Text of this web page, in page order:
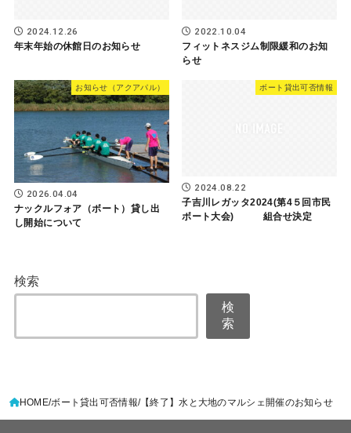
2024.12.26
年末年始の休館日のお知らせ
2022.10.04
フィットネスジム制限緩和のお知
らせ
お知らせ（アクアパル）
2026.04.04
ナックルフォア（ボート）貸し出
し開始について
ボート貸出可否情報
2024.08.22
子吉川レガッタ2024(第4５回市民
ボート大会) 組合せ決定
検索
検
索
HOME ボート貸出可否情報 【終了】水と大地のマルシェ開催のお知らせ